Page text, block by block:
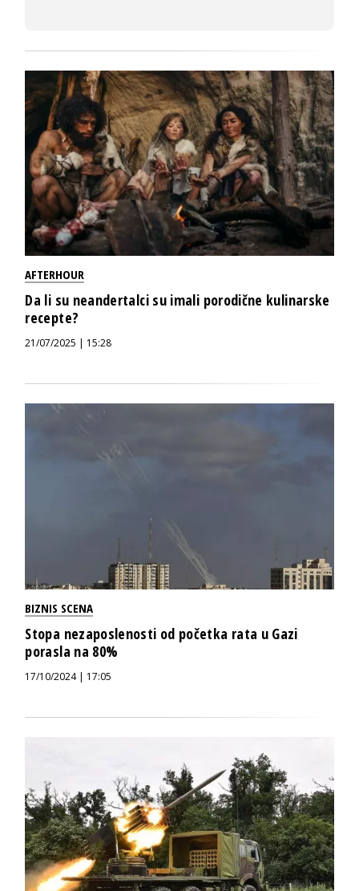
AFTERHOUR
Da li su neandertalci su imali porodične kulinarske
recepte?
21/07/2025 | 15:28
BIZNIS SCENA
Stopa nezaposlenosti od početka rata u Gazi
porasla na 80%
17/10/2024 | 17:05